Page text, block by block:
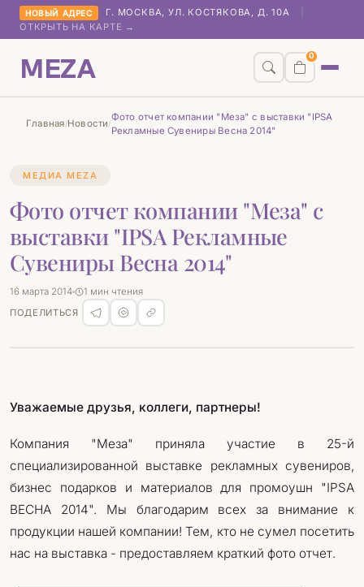
НОВЫЙ АДРЕС Г. МОСКВА, УЛ. КОСТЯКОВА, Д. 10А
ОТКРЫТЬ НА КАРТЕ →
MEZA 0
Главная/Новости/
Фото отчет компании "Меза" с выставки "IPSA
Рекламные Сувениры Весна 2014"
МЕДИА MEZA
Фото отчет компании "Меза" с
выставки "IPSA Рекламные
Сувениры Весна 2014"
16 марта 2014
1 мин чтения
ПОДЕЛИТЬСЯ
Уважаемые друзья, коллеги, партнеры!
Компания "Меза" приняла участие в 25-й
специализированной выставке рекламных сувениров,
бизнес подарков и материалов для промоушн "IPSA
ВЕСНА 2014". Мы благодарим всех за внимание к
продукции нашей компании! Тем, кто не сумел посетить
нас на выставка - предоставляем краткий фото отчет.